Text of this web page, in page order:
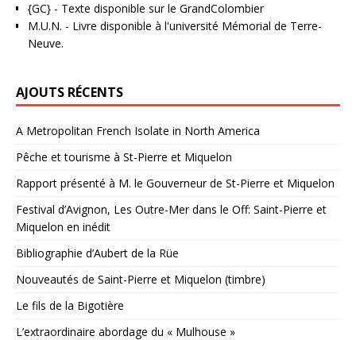
{GC} - Texte disponible sur le GrandColombier
M.U.N. - Livre disponible à l'université Mémorial de Terre-
Neuve.
AJOUTS RÉCENTS
A Metropolitan French Isolate in North America
Pêche et tourisme à St-Pierre et Miquelon
Rapport présenté à M. le Gouverneur de St-Pierre et Miquelon
Festival d’Avignon, Les Outre-Mer dans le Off: Saint-Pierre et
Miquelon en inédit
Bibliographie d’Aubert de la Rüe
Nouveautés de Saint-Pierre et Miquelon (timbre)
Le fils de la Bigotière
L’extraordinaire abordage du « Mulhouse »